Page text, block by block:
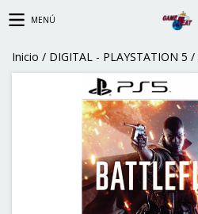
MENÚ
Inicio / DIGITAL - PLAYSTATION 5 /